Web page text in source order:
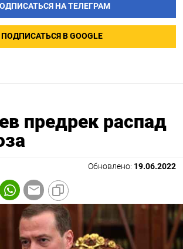
НА ТЕЛЕГРАМ
ПОДПИСАТЬСЯ В GOOGLE
предрек распад
Обновлено: 19.06.2022